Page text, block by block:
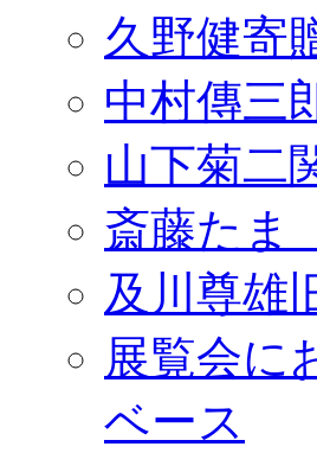
久野健寄
中村傳三
山下菊二
斎藤たま
及川尊雄
展覧会に
ベース